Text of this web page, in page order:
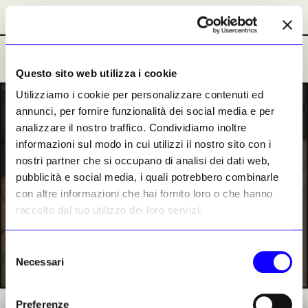
Questo sito web utilizza i cookie
Utilizziamo i cookie per personalizzare contenuti ed
annunci, per fornire funzionalità dei social media e per
analizzare il nostro traffico. Condividiamo inoltre
informazioni sul modo in cui utilizzi il nostro sito con i
nostri partner che si occupano di analisi dei dati web,
pubblicità e social media, i quali potrebbero combinarle
con altre informazioni che hai fornito loro o che hanno
raccolto dal tuo utilizzo dei loro servizi.
delNecessari
Preferenze
PREMIUM